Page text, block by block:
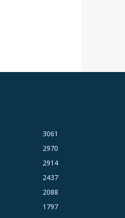
3061
2970
2914
2437
2088
1797